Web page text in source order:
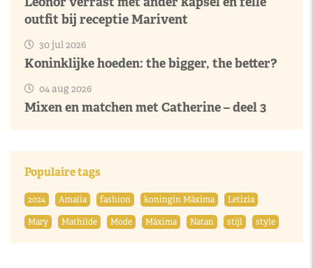
outfit bij receptie Marivent
30 jul 2026
Koninklijke hoeden: the bigger, the better?
04 aug 2026
Mixen en matchen met Catherine – deel 3
Populaire tags
2024 Amalia fashion koningin Máxima
Letizia
Mary
Mathilde Mode Máxima Natan stijl style